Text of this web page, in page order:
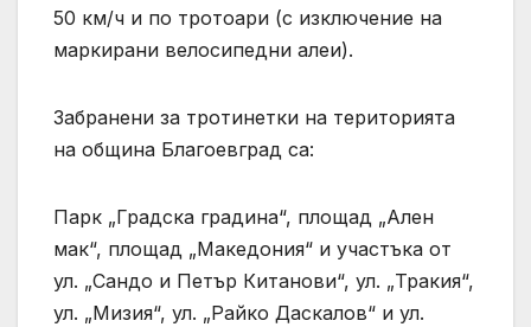
50 км/ч и по тротоари (с изключение на
маркирани велосипедни алеи).
Забранени за тротинетки на територията
на община Благоевград са:
Парк „Градска градина“, площад „Ален
мак“, площад „Македония“ и участъка от
ул. „Сандо и Петър Китанови“, ул. „Тракия“,
ул. „Мизия“, ул. „Райко Даскалов“ и ул.